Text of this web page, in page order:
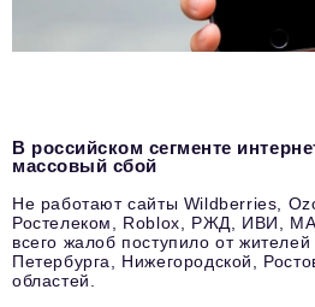
В российском сегменте
массовый сбой
Не работают сайты Wildberries,
Ростелеком, Roblox, РЖД, ИВИ,
всего жалоб поступило от
Петербурга, Нижегородской,
областей.